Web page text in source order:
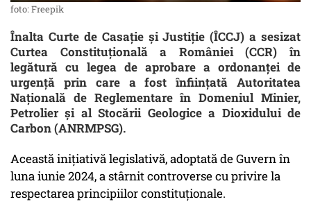
foto: Freepik
Înalta Curte de Casație și Justiție (ÎCCJ) a sesizat
Curtea Constituțională a României (CCR) în
legătură cu legea de aprobare a ordonanței de
urgență prin care a fost înființată Autoritatea
Națională de Reglementare în Domeniul Minier,
Petrolier și al Stocării Geologice a Dioxidului de
Carbon (ANRMPSG).
Această inițiativă legislativă, adoptată de Guvern în
luna iunie 2024, a stârnit controverse cu privire la
respectarea principiilor constituționale.